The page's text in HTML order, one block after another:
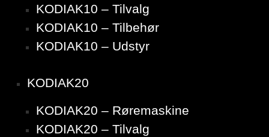
KODIAK10 – Tilvalg
KODIAK10 – Tilbehør
KODIAK10 – Udstyr
KODIAK20
KODIAK20 – Røremaskine
KODIAK20 – Tilvalg